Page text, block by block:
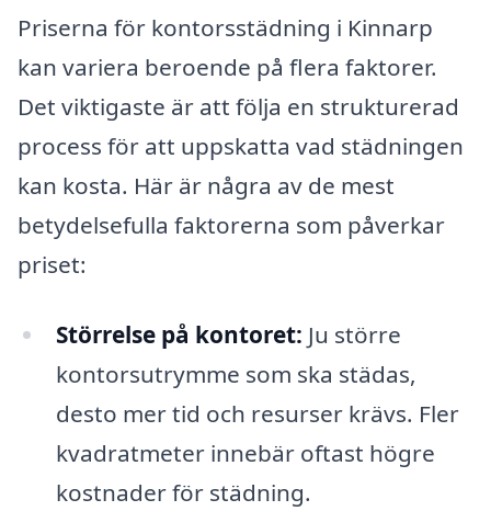
Priserna för kontorsstädning i Kinnarp
kan variera beroende på flera faktorer.
Det viktigaste är att följa en strukturerad
process för att uppskatta vad städningen
kan kosta. Här är några av de mest
betydelsefulla faktorerna som påverkar
priset:
Störrelse på kontoret: Ju större
kontorsutrymme som ska städas,
desto mer tid och resurser krävs. Fler
kvadratmeter innebär oftast högre
kostnader för städning.